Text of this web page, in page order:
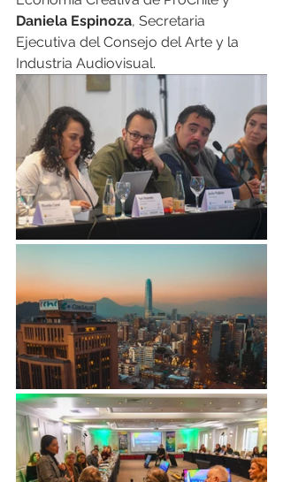
Daniela Espinoza, Secretaria
Ejecutiva del Consejo del Arte y la
Industria Audiovisual.